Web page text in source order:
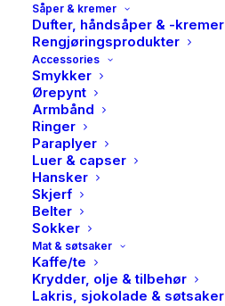
Såper & kremer
Dufter, håndsåper & -kremer
Rengjøringsprodukter
Accessories
Smykker
Ørepynt
Armbånd
Ringer
Paraplyer
Luer & capser
Hansker
Skjerf
Belter
Sokker
Mat & søtsaker
Kaffe/te
Krydder, olje & tilbehør
Lakris, sjokolade & søtsaker